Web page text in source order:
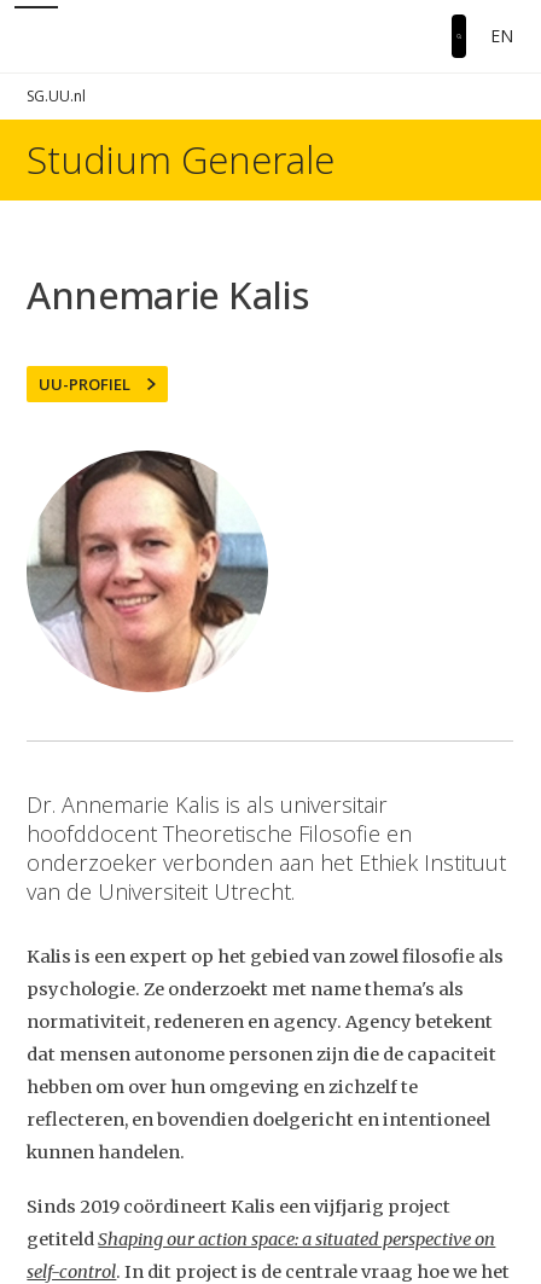
EN
SG.UU.nl
Studium Generale
Annemarie Kalis
UU-PROFIEL
Dr. Annemarie Kalis is als universitair
hoofddocent Theoretische Filosofie en
onderzoeker verbonden aan het Ethiek Instituut
van de Universiteit Utrecht.
Kalis is een expert op het gebied van zowel filosofie als
psychologie. Ze onderzoekt met name thema's als
normativiteit, redeneren en agency. Agency betekent
dat mensen autonome personen zijn die de capaciteit
hebben om over hun omgeving en zichzelf te
reflecteren, en bovendien doelgericht en intentioneel
kunnen handelen.
Sinds 2019 coördineert Kalis een vijfjarig project
getiteldShaping our action space: a situated perspective on
self-control. In dit project is de centrale vraag hoe we het